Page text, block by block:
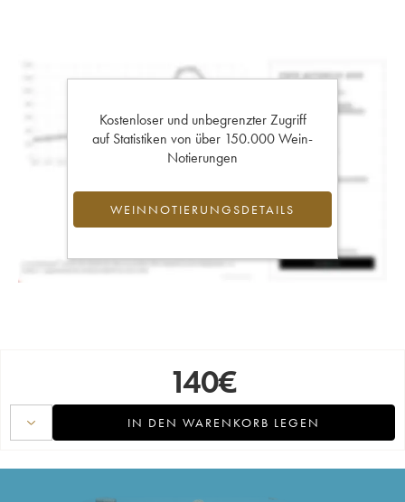
Kostenloser und unbegrenzter Zugriff
auf Statistiken von über 150.000 Wein-
Notierungen
WEINNOTIERUNGSDETAILS
140€
IN DEN WARENKORB LEGEN